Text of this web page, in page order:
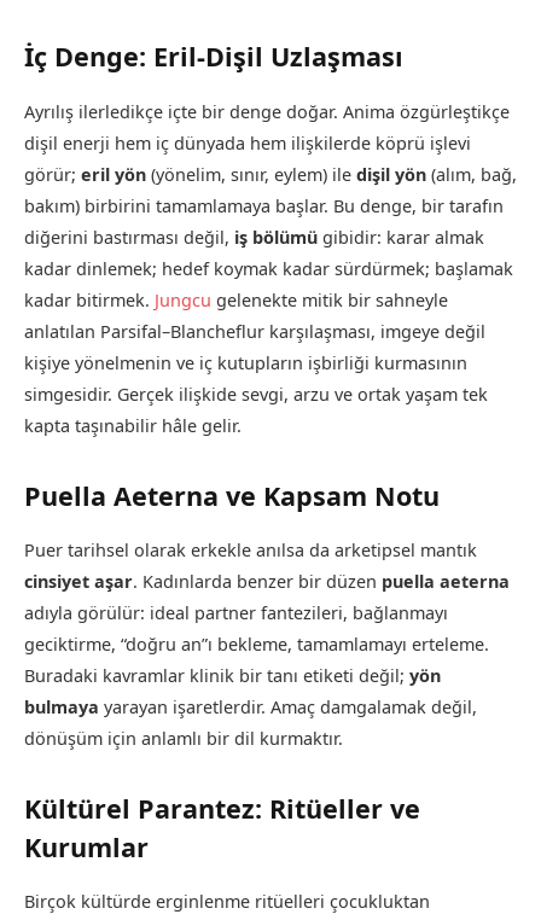
İç Denge: Eril-Dişil Uzlaşması
Ayrılış ilerledikçe içte bir denge doğar. Anima özgürleştikçe
dişil enerji hem iç dünyada hem ilişkilerde köprü işlevi
görür; eril yön (yönelim, sınır, eylem) ile dişil yön (alım, bağ,
bakım) birbirini tamamlamaya başlar. Bu denge, bir tarafın
diğerini bastırması değil, iş bölümü gibidir: karar almak
kadar dinlemek; hedef koymak kadar sürdürmek; başlamak
kadar bitirmek. Jungcu gelenekte mitik bir sahneyle
anlatılan Parsifal–Blancheflur karşılaşması, imgeye değil
kişiye yönelmenin ve iç kutupların işbirliği kurmasının
simgesidir. Gerçek ilişkide sevgi, arzu ve ortak yaşam tek
kapta taşınabilir hâle gelir.
Puella Aeterna ve Kapsam Notu
Puer tarihsel olarak erkekle anılsa da arketipsel mantık
cinsiyet aşar. Kadınlarda benzer bir düzen puella aeterna
adıyla görülür: ideal partner fantezileri, bağlanmayı
geciktirme, “doğru an”ı bekleme, tamamlamayı erteleme.
Buradaki kavramlar klinik bir tanı etiketi değil; yön
bulmaya yarayan işaretlerdir. Amaç damgalamak değil,
dönüşüm için anlamlı bir dil kurmaktır.
Kültürel Parantez: Ritüeller ve
Kurumlar
Birçok kültürde erginlenme ritüelleri çocukluktan